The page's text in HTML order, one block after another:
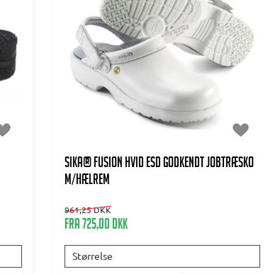
SIKA® FUSION HVID ESD GODKENDT JOBTRÆSKO
m/HÆLREM
961,25 DKK
Fra 725,00 DKK
Størrelse